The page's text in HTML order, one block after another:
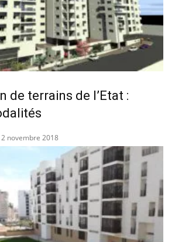
de terrains de l’Etat :
novembre 2018